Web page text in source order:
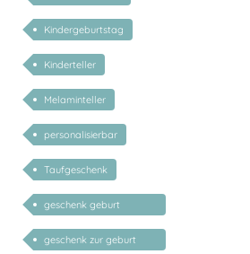
Kindergeburtstag
Kinderteller
Melaminteller
personalisierbar
Taufgeschenk
geschenk geburt
personalisiert
geschenk zur geburt